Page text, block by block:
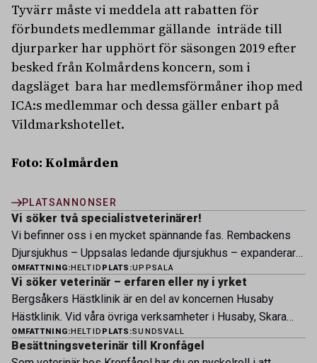
Tyvärr måste vi meddela att rabatten för
förbundets medlemmar gällande inträde till
djurparker har upphört för säsongen 2019 efter
besked från Kolmårdens koncern, som i
dagsläget bara har medlemsförmåner ihop med
ICA:s medlemmar och dessa gäller enbart på
Vildmarkshotellet.
Foto: Kolmården
PLATSANNONSER
Vi söker två specialistveterinärer!
Vi befinner oss i en mycket spännande fas. Rembackens
Djursjukhus – Uppsalas ledande djursjukhus – expanderar
nu sin specialistverksamhet och söker legitimerade
veterinärer med specialistkompetens som vill vara med
och forma vårt nästa kapitel. Hos oss möter du ett
engagerat team, moderna faciliteter och verkliga
möjligheter att bedriva avancerad djursjukvård. Vad vi
erbjuder Särskilt meriterande: […]
OMFATTNING:HELTID PLATS:UPPSALA
Vi söker veterinär – erfaren eller ny i yrket
Bergsåkers Hästklinik är en del av koncernen Husaby
Hästklinik. Vid våra övriga verksamheter i Husaby, Skara
och Bjertorp jobbar idag ett 60-tal medarbetare. Om kliniken
Bergsåkers Hästklinik bedriver veterinärverksamhet i en
OMFATTNING:HELTID PLATS:SUNDSVALL
Besättningsveterinär till Kronfågel